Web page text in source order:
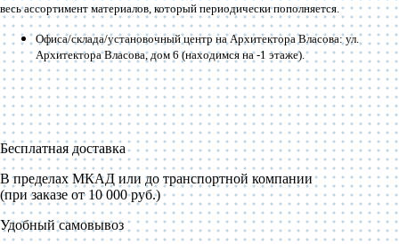
весь ассортимент материалов, который периодически пополняется.
Офиса/склада/установочный центр на Архитектора Власова: ул.
Архитектора Власова, дом 6 (находимся на -1 этаже).
Бесплатная доставка
В пределах МКАД или до транспортной компании
(при заказе от 10 000 руб.)
Удобный самовывоз